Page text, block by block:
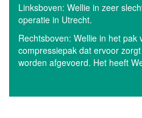
Linksboven: Wellie in zeer
operatie in Utrecht.
Rechtsboven: Wellie in het pak
compressiepak dat ervoor
worden afgevoerd. Het heeft